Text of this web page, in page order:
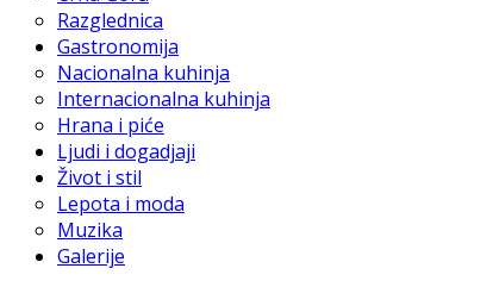
Razglednica
Gastronomija
Nacionalna kuhinja
Internacionalna kuhinja
Hrana i piće
Ljudi i dogadjaji
Život i stil
Lepota i moda
Muzika
Galerije